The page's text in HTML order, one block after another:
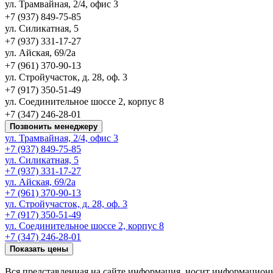
ул. Трамвайная, 2/4, офис 3
+7 (937) 849-75-85
ул. Силикатная, 5
+7 (937) 331-17-27
ул. Айская, 69/2а
+7 (961) 370-90-13
ул. Стройучасток, д. 28, оф. 3
+7 (917) 350-51-49
ул. Соединительное шоссе 2, корпус 8
+7 (347) 246-28-01
Позвонить менеджеру
ул. Трамвайная, 2/4, офис 3
+7 (937) 849-75-85
ул. Силикатная, 5
+7 (937) 331-17-27
ул. Айская, 69/2а
+7 (961) 370-90-13
ул. Стройучасток, д. 28, оф. 3
+7 (917) 350-51-49
ул. Соединительное шоссе 2, корпус 8
+7 (347) 246-28-01
Показать цены